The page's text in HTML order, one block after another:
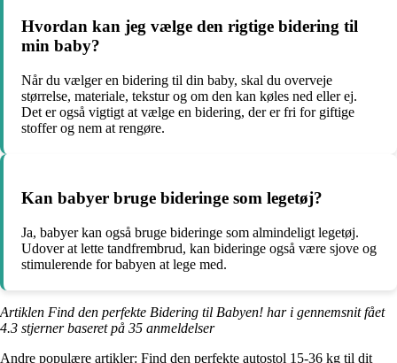
Hvordan kan jeg vælge den rigtige bidering til
min baby?
Når du vælger en bidering til din baby, skal du overveje
størrelse, materiale, tekstur og om den kan køles ned eller ej.
Det er også vigtigt at vælge en bidering, der er fri for giftige
stoffer og nem at rengøre.
Kan babyer bruge bideringe som legetøj?
Ja, babyer kan også bruge bideringe som almindeligt legetøj.
Udover at lette tandfrembrud, kan bideringe også være sjove og
stimulerende for babyen at lege med.
Artiklen Find den perfekte Bidering til Babyen! har i gennemsnit fået
4.3 stjerner baseret på 35 anmeldelser
Andre populære artikler: Find den perfekte autostol 15-36 kg til dit